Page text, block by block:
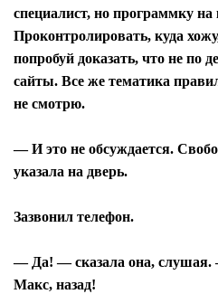
специалист, но программку
Проконтролировать, куда
попробуй доказать, что не по
сайты. Все же тематика
не смотрю.
— И это не обсуждается.
указала на дверь.
Зазвонил телефон.
— Да! — сказала она,
Макс, назад!